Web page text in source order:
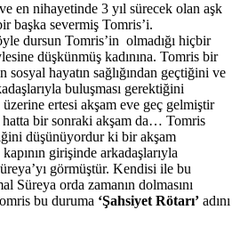
en nihayetinde 3 yıl sürecek olan aşk
başka severmiş Tomris’i.
dursun Tomris’in olmadığı hiçbir
düşkünmüş kadınına. Tomris bir
sosyal hayatın sağlığından geçtiğini ve
buluşması gerektiğini
üzerine ertesi akşam eve geç gelmiştir
bir sonraki akşam da… Tomris
düşünüyordur ki bir akşam
girişinde arkadaşlarıyla
görmüştür. Kendisi ile bu
Süreya orda zamanın dolmasını
bu duruma ‘Şahsiyet Rötarı’ adını